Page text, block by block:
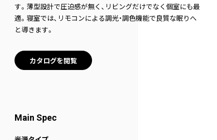
す。薄型設計で圧迫感が無く、リビングだけでなく個室にも最
適。寝室では、リモコンによる調光・調色機能で良質な眠りへ
と導きます。
カタログを閲覧
Main Spec